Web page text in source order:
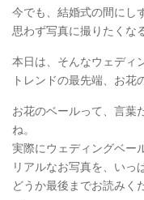
今でも、結婚式の間にし
思わず写真に撮りたくな
本日は、そんなウェディ
トレンドの最先端、お花
お花のベールって、言葉
ね。
実際にウェディングベー
リアルなお写真を、いっ
どうか最後までお読みく